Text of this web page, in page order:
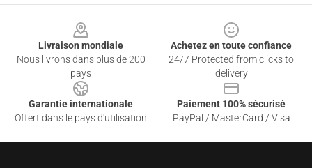
Livraison mondiale
Nous livrons dans plus de 200
pays
Achetez en toute confiance
24/7 Protected from clicks to
delivery
Garantie internationale
Offert dans le pays d'utilisation
Paiement 100% sécurisé
PayPal / MasterCard / Visa